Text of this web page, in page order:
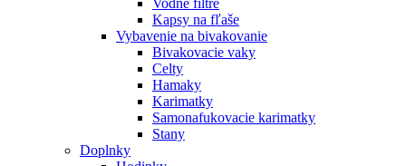
Kapsy na fľaše
Vybavenie na bivakovanie
Bivakovacie vaky
Celty
Hamaky
Karimatky
Samonafukovacie karimatky
Stany
Doplnky